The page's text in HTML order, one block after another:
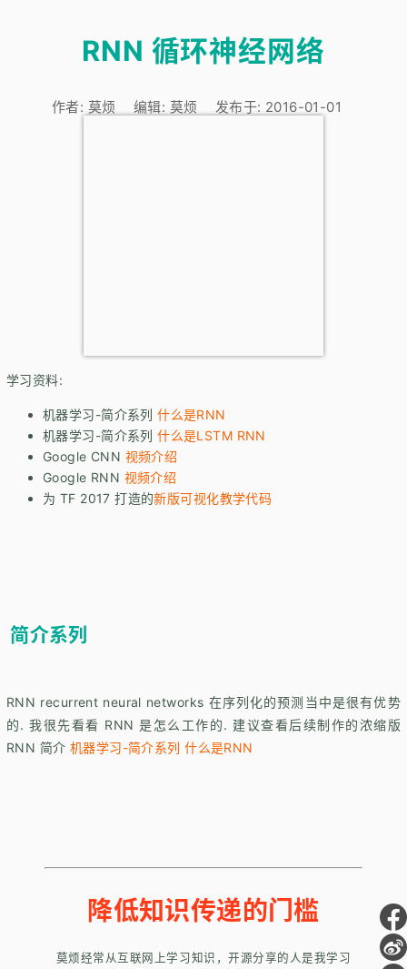
RNN 循环神经网络
作者: 莫烦 编辑: 莫烦 发布于: 2016-01-01
学习资料:
机器学习-简介系列什么是RNN
机器学习-简介系列什么是LSTM RNN
Google CNN 视频介绍
Google RNN 视频介绍
为 TF 2017 打造的新版可视化教学代码
简介系列
RNN recurrent neural networks 在序列化的预测当中是很有优势
的. 我很先看看 RNN 是怎么工作的. 建议查看后续制作的浓缩版
RNN 简介 机器学习-简介系列 什么是RNN
降低知识传递的门槛
莫烦经常从互联网上学习知识，开源分享的人是我学习